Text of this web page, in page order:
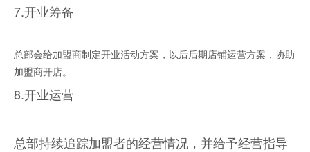
7.开业筹备
总部会给加盟商制定开业活动方案，以后后期店铺运营方案，协助
加盟商开店。
8.开业运营
总部持续追踪加盟者的经营情况，并给予经营指导